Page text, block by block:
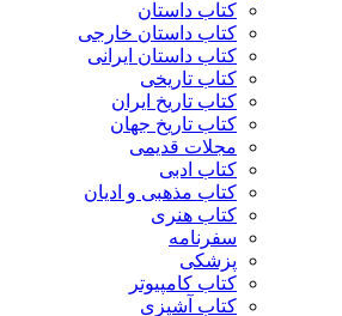
کتاب داستان
کتاب داستان خارجی
کتاب داستان ایرانی
کتاب تاریخی
کتاب تاریخ ایران
کتاب تاریخ جهان
مجلات قدیمی
کتاب ادبی
کتاب مذهبی و ادیان
کتاب هنری
سفرنامه
پزشکی
کتاب کامپیوتر
کتاب آشپزی